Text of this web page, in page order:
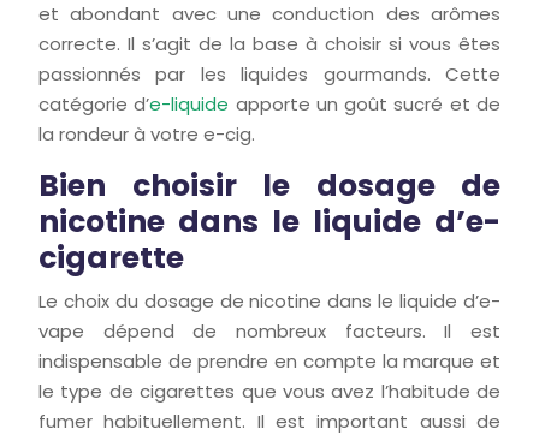
et abondant avec une conduction des arômes
correcte. Il s’agit de la base à choisir si vous êtes
passionnés par les liquides gourmands. Cette
catégorie d’e-liquide apporte un goût sucré et de
la rondeur à votre e-cig.
Bien choisir le dosage de
nicotine dans le liquide d’e-
cigarette
Le choix du dosage de nicotine dans le liquide d’e-
vape dépend de nombreux facteurs. Il est
indispensable de prendre en compte la marque et
le type de cigarettes que vous avez l’habitude de
fumer habituellement. Il est important aussi de